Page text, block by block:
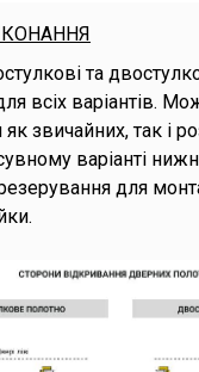
та
всіх варіантів.
звичайних, так і
варіанті
для